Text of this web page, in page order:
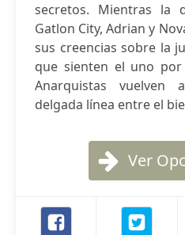
secretos. Mientras la
Gatlon City, Adrian y
sus creencias sobre la
que sienten el uno
Anarquistas
delgada línea entre el
Ver